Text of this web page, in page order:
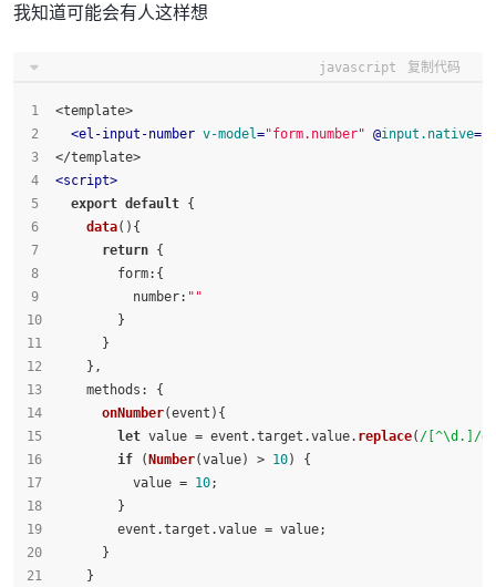
我知道可能会有人这样想
javascript 复制代码
<template>
<el-input-number v-model="form.number" @input.native=
</template>
<script>
export default {
data( ){
return {
form:{
number: ""
        }
      }
    },
methods : {
onNumber(event ){
let value = event.target .value. replace( /[^\d.]/g
if ( Number(value) > 10) {
          value =
10;
        }
        event.
target .value = value;
      }
    }